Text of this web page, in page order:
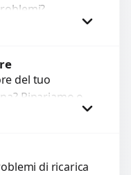
guasti come
del tuo
Ripariamo o
guaste con
di ricarica